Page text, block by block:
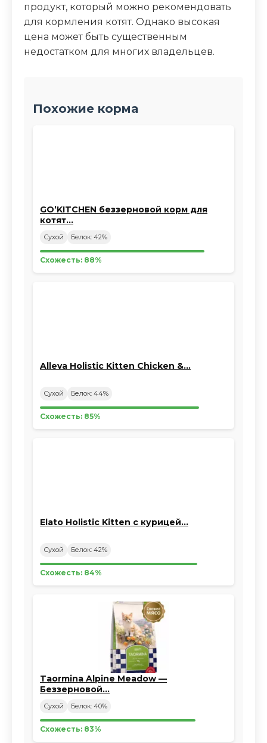
продукт, который можно рекомендовать
для кормления котят. Однако высокая
цена может быть существенным
недостатком для многих владельцев.
Похожие корма
GO’KITCHEN беззерновой корм для
котят…
Сухой Белок: 42%
Схожесть: 88%
Alleva Holistic Kitten Chicken &…
Сухой Белок: 44%
Схожесть: 85%
Elato Holistic Kitten с курицей…
Сухой Белок: 42%
Схожесть: 84%
Taormina Alpine Meadow —
Беззерновой…
Сухой Белок: 40%
Схожесть: 83%